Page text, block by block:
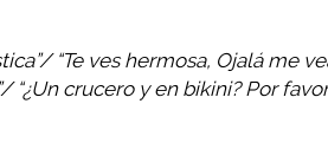
“Te ves hermosa, Ojalá me
“¿Un crucero y en bikini? Por